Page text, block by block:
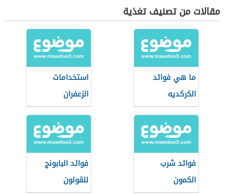
مقالات من تصنيف تغذية
ما هي فوائد
الكركديه
استخدامات
الزعفران
فوائد شرب
الكمون
فوائد البابونج
للقولون